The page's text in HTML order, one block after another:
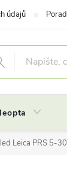
údajů
Leica PRS 5-